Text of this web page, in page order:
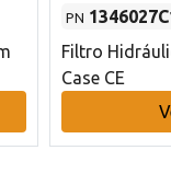
PN
Filtro
Case CE